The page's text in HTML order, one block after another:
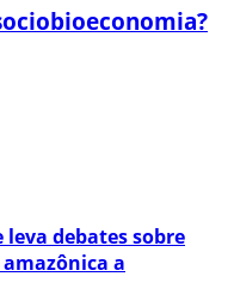
debates sobre
a